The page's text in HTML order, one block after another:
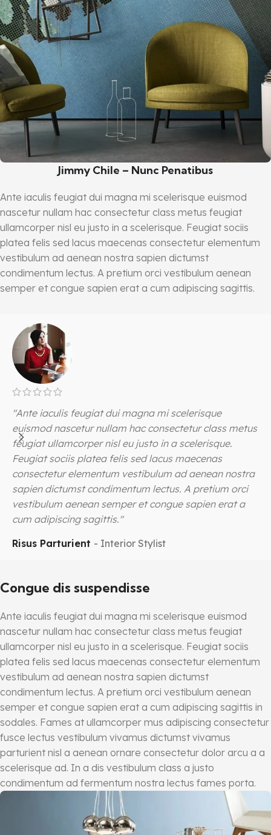
Jimmy Chile – Nunc Penatibus
Ante iaculis feugiat dui magna mi scelerisque euismod
nascetur nullam hac consectetur class metus feugiat
ullamcorper nisl eu justo in a scelerisque. Feugiat sociis
platea felis sed lacus maecenas consectetur elementum
vestibulum ad aenean nostra sapien dictumst
condimentum lectus. A pretium orci vestibulum aenean
semper et congue sapien erat a cum adipiscing sagittis.
"Ante iaculis feugiat dui magna mi scelerisque
euismod nascetur nullam hac consectetur class metus
feugiat ullamcorper nisl eu justo in a scelerisque.
Feugiat sociis platea felis sed lacus maecenas
consectetur elementum vestibulum ad aenean nostra
sapien dictumst condimentum lectus. A pretium orci
vestibulum aenean semper et congue sapien erat a
cum adipiscing sagittis."
Risus Parturient
Interior Stylist
Congue dis suspendisse
Ante iaculis feugiat dui magna mi scelerisque euismod
nascetur nullam hac consectetur class metus feugiat
ullamcorper nisl eu justo in a scelerisque. Feugiat sociis
platea felis sed lacus maecenas consectetur elementum
vestibulum ad aenean nostra sapien dictumst
condimentum lectus. A pretium orci vestibulum aenean
semper et congue sapien erat a cum adipiscing sagittis in
sodales. Fames at ullamcorper mus adipiscing consectetur
fusce lectus vestibulum vivamus dictumst vivamus
parturient nisl a aenean ornare consectetur dolor arcu a a
scelerisque ad. In a dis vestibulum class a justo
condimentum ad fermentum nostra lectus fames porta.